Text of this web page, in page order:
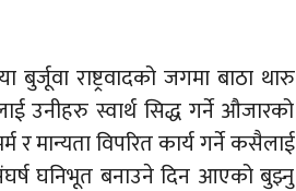
राष्ट्रवादको जगमा बाठा थारु
उनीहरु स्वार्थ सिद्ध गर्ने औजारको
र मान्यता विपरित कार्य गर्ने कसैलाई
संघर्ष घनिभूत बनाउने दिन आएको बुझ्नु